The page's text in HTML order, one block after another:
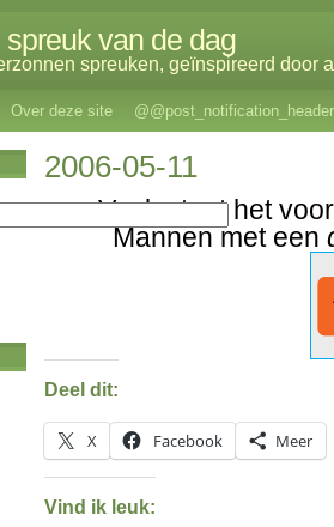
spreuk van de dag
spreuken, geïnspireerd door
Over deze site @@post_notification_header
2006-05-11
Vaak staat het
Mannen met een
Deel dit:
X Facebook Meer
Vind ik leuk: